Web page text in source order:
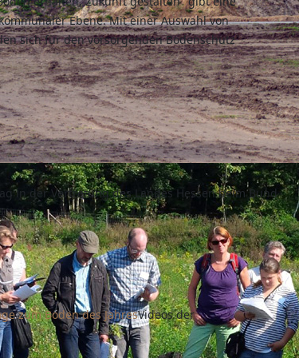
Ebene. Mit einer Auswahl von
sich für den vorsorgenden Bodenschutz
in der Vertretung des Landes Hessen beim Bund
zum Boden des JahresVideos der